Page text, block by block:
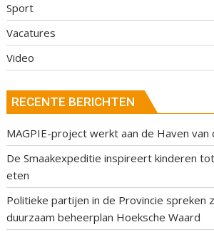
Sport
Vacatures
Video
RECENTE BERICHTEN
MAGPIE-project werkt aan de Haven
De Smaakexpeditie inspireert kinderen
eten
Politieke partijen in de Provincie spreken
duurzaam beheerplan Hoeksche Waard